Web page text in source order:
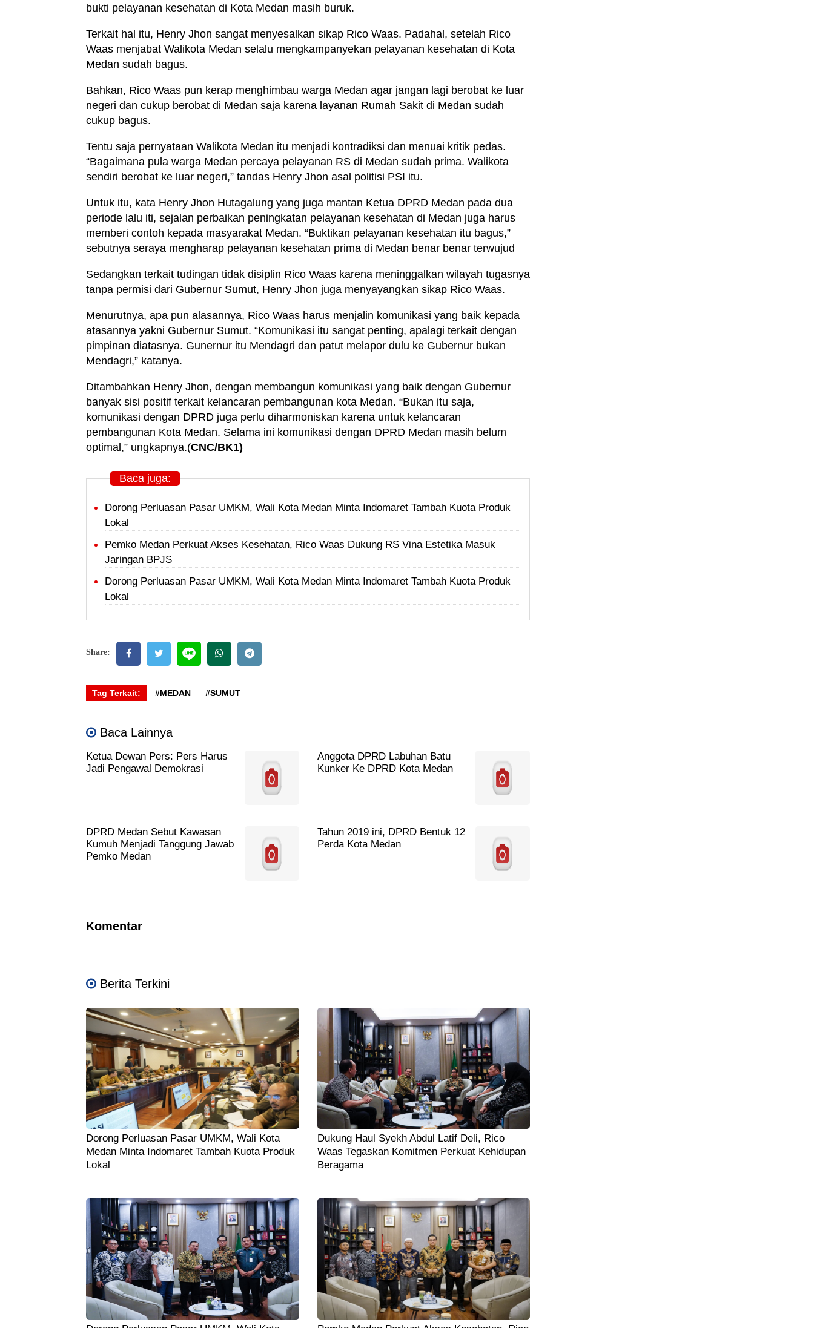
bukti pelayanan kesehatan di Kota Medan masih buruk.
Terkait hal itu, Henry Jhon sangat menyesalkan sikap Rico Waas. Padahal, setelah Rico
Waas menjabat Walikota Medan selalu mengkampanyekan pelayanan kesehatan di Kota
Medan sudah bagus.
Bahkan, Rico Waas pun kerap menghimbau warga Medan agar jangan lagi berobat ke luar
negeri dan cukup berobat di Medan saja karena layanan Rumah Sakit di Medan sudah
cukup bagus.
Tentu saja pernyataan Walikota Medan itu menjadi kontradiksi dan menuai kritik pedas.
“Bagaimana pula warga Medan percaya pelayanan RS di Medan sudah prima. Walikota
sendiri berobat ke luar negeri,” tandas Henry Jhon asal politisi PSI itu.
Untuk itu, kata Henry Jhon Hutagalung yang juga mantan Ketua DPRD Medan pada dua
periode lalu iti, sejalan perbaikan peningkatan pelayanan kesehatan di Medan juga harus
memberi contoh kepada masyarakat Medan. “Buktikan pelayanan kesehatan itu bagus,”
sebutnya seraya mengharap pelayanan kesehatan prima di Medan benar benar terwujud
Sedangkan terkait tudingan tidak disiplin Rico Waas karena meninggalkan wilayah tugasnya
tanpa permisi dari Gubernur Sumut, Henry Jhon juga menyayangkan sikap Rico Waas.
Menurutnya, apa pun alasannya, Rico Waas harus menjalin komunikasi yang baik kepada
atasannya yakni Gubernur Sumut. “Komunikasi itu sangat penting, apalagi terkait dengan
pimpinan diatasnya. Gunernur itu Mendagri dan patut melapor dulu ke Gubernur bukan
Mendagri,” katanya.
Ditambahkan Henry Jhon, dengan membangun komunikasi yang baik dengan Gubernur
banyak sisi positif terkait kelancaran pembangunan kota Medan. “Bukan itu saja,
komunikasi dengan DPRD juga perlu diharmoniskan karena untuk kelancaran
pembangunan Kota Medan. Selama ini komunikasi dengan DPRD Medan masih belum
optimal,” ungkapnya.(CNC/BK1)
Baca juga:
Dorong Perluasan Pasar UMKM, Wali Kota Medan Minta Indomaret Tambah Kuota Produk
Lokal
Pemko Medan Perkuat Akses Kesehatan, Rico Waas Dukung RS Vina Estetika Masuk
Jaringan BPJS
Dorong Perluasan Pasar UMKM, Wali Kota Medan Minta Indomaret Tambah Kuota Produk
Lokal
Share:
Tag Terkait: #MEDAN #SUMUT
Baca Lainnya
Ketua Dewan Pers: Pers Harus
Jadi Pengawal Demokrasi
Anggota DPRD Labuhan Batu
Kunker Ke DPRD Kota Medan
DPRD Medan Sebut Kawasan
Kumuh Menjadi Tanggung Jawab
Pemko Medan
Tahun 2019 ini, DPRD Bentuk 12
Perda Kota Medan
Komentar
Berita Terkini
Dorong Perluasan Pasar UMKM, Wali Kota
Medan Minta Indomaret Tambah Kuota Produk
Lokal
Dukung Haul Syekh Abdul Latif Deli, Rico
Waas Tegaskan Komitmen Perkuat Kehidupan
Beragama